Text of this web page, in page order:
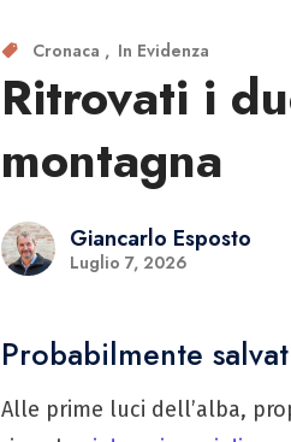
Cronaca In Evidenza
Ritrovati i
montagna
Giancarlo Esposto
Luglio 7, 2026
Probabilmente
Alle prime luci dell’alba,